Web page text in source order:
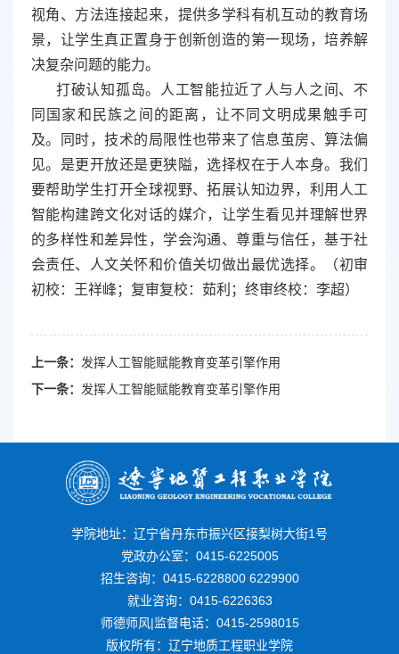
视角、方法连接起来，提供多学科有机互动的教育场
景，让学生真正置身于创新创造的第一现场，培养解
决复杂问题的能力。
打破认知孤岛。人工智能拉近了人与人之间、不
同国家和民族之间的距离，让不同文明成果触手可
及。同时，技术的局限性也带来了信息茧房、算法偏
见。是更开放还是更狭隘，选择权在于人本身。我们
要帮助学生打开全球视野、拓展认知边界，利用人工
智能构建跨文化对话的媒介，让学生看见并理解世界
的多样性和差异性，学会沟通、尊重与信任，基于社
会责任、人文关怀和价值关切做出最优选择。（初审
初校：王祥峰；复审复校：茹利；终审终校：李超）
上一条： 发挥人工智能赋能教育变革引擎作用
下一条： 发挥人工智能赋能教育变革引擎作用
学院地址：辽宁省丹东市振兴区接梨树大街1号
党政办公室：0415-6225005
招生咨询：0415-6228800 6229900
就业咨询：0415-6226363
师德师风|监督电话：0415-2598015
版权所有：辽宁地质工程职业学院